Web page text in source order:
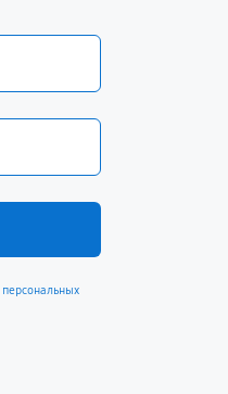
персональных